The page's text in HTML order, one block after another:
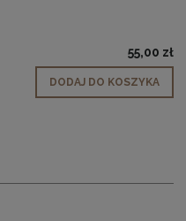
55,00 zł
DODAJ DO KOSZYKA